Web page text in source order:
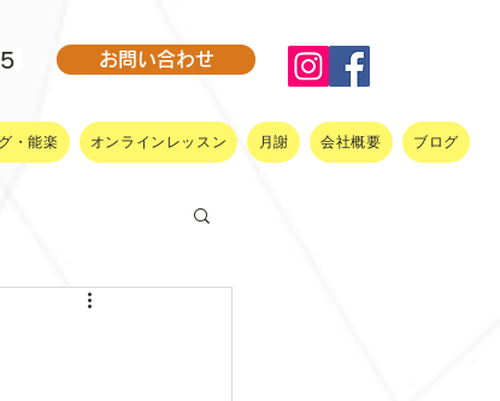
お問い合わせ
・能楽 オンラインレッスン 月謝 会社概要 ブログ